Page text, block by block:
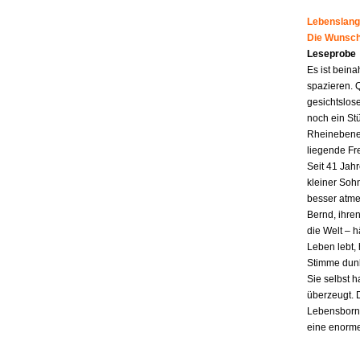
Die
Leseprobe
Es ist
spazieren.
noch ein
liegende
Seit 41
kleiner
besser
Bernd,
die Welt –
Leben lebt,
Stimme
Sie selbst
überzeugt.
eine